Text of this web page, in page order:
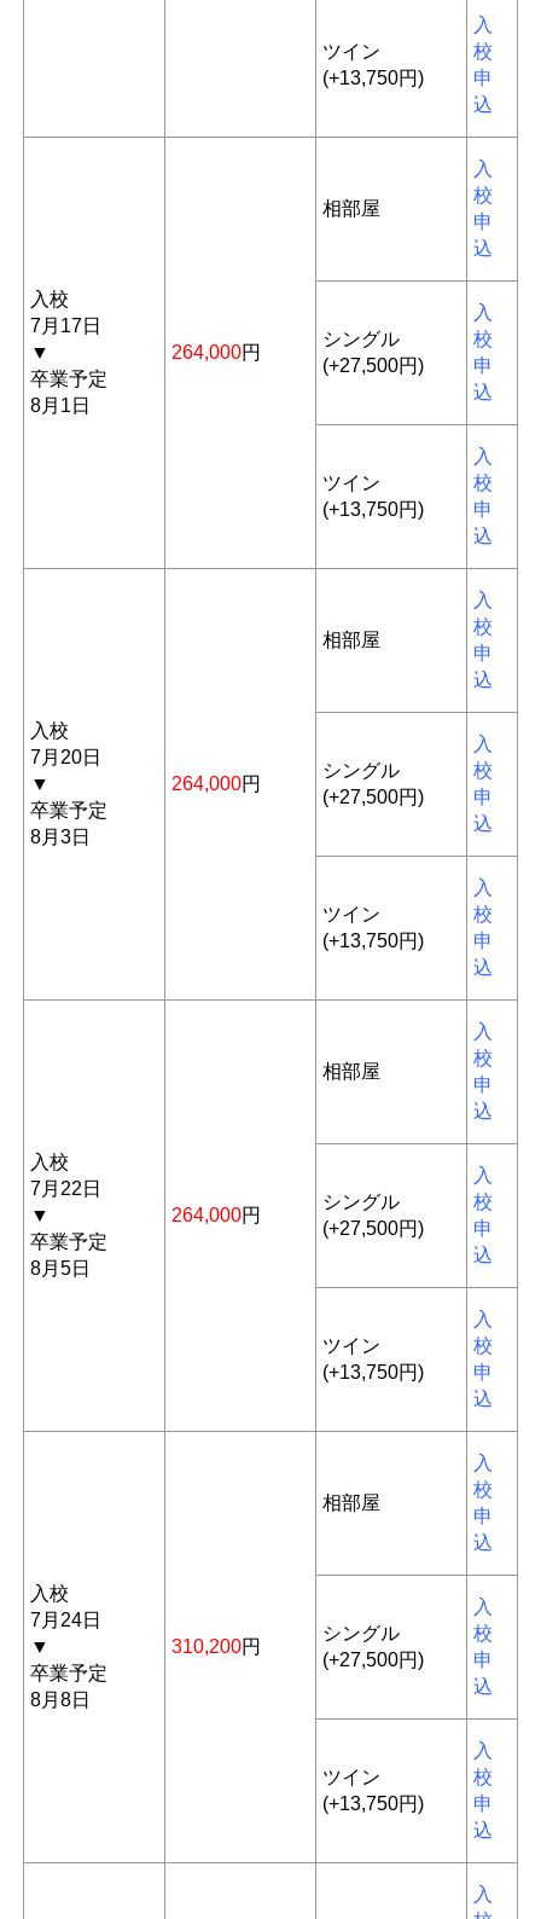
ツイン
(+13,750円)
入
校
申
込
入校
7月17日
▼
卒業予定
8月1日
264,000円
相部屋
入
校
申
込
シングル
(+27,500円)
入
校
申
込
ツイン
(+13,750円)
入
校
申
込
入校
7月20日
▼
卒業予定
8月3日
264,000円
相部屋
入
校
申
込
シングル
(+27,500円)
入
校
申
込
ツイン
(+13,750円)
入
校
申
込
入校
7月22日
▼
卒業予定
8月5日
264,000円
相部屋
入
校
申
込
シングル
(+27,500円)
入
校
申
込
ツイン
(+13,750円)
入
校
申
込
入校
7月24日
▼
卒業予定
8月8日
310,200円
相部屋
入
校
申
込
シングル
(+27,500円)
入
校
申
込
ツイン
(+13,750円)
入
校
申
込
入